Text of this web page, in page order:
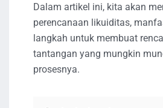
Dalam artikel ini, kita akan
perencanaan likuiditas,
langkah untuk membuat
tantangan yang mungkin
prosesnya.